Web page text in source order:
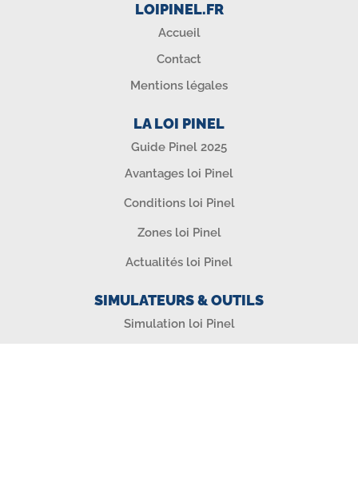
LOIPINEL.FR
Accueil
Contact
Mentions légales
LA LOI PINEL
Guide Pinel 2025
Avantages loi Pinel
Conditions loi Pinel
Zones loi Pinel
Actualités loi Pinel
SIMULATEURS & OUTILS
Simulation loi Pinel